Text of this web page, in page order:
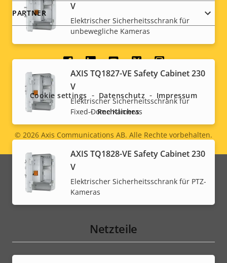
V
Elektrischer Sicherheitsschrank für
unbewegliche Kameras
AXIS TQ1827-VE Safety Cabinet 230
V
Elektrischer Sicherheitsschrank für
Fixed-Dome Kameras
AXIS TQ1828-VE Safety Cabinet 230
V
Elektrischer Sicherheitsschrank für PTZ-
Kameras
Netzteile
PARTNER
Social
menu
Legal
menu
© 2026 Axis Communications AB. Alle Rechte vorbehalten.
Cookie settings Datenschutz
Impressum
Rechtliches